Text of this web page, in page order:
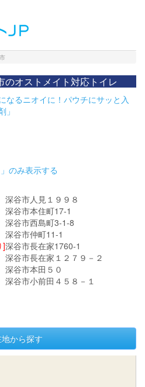
のオストメイト対応トイレ
なるニオイに！パウチにサッと入
」
のみ表示する
深谷市人見１９９８
深谷市本住町17-1
深谷市西島町3-1-8
深谷市仲町11-1
]深谷市長在家1760-1
深谷市長在家１２７９－２
深谷市本田５０
深谷市小前田４５８－１
から探す